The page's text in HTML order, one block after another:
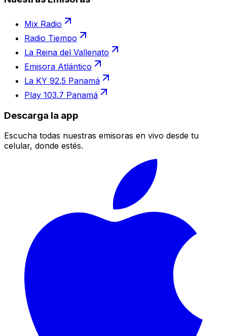
Mix Radio
Radio Tiempo
La Reina del Vallenato
Emisora Atlántico
La KY 92.5 Panamá
Play 103.7 Panamá
Descarga la app
Escucha todas nuestras emisoras en vivo desde tu
celular, donde estés.